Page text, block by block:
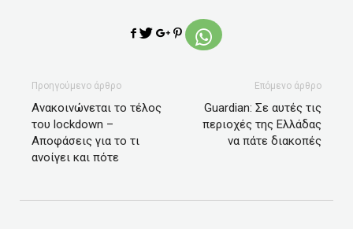
Προηγούμενο άρθρο
Ανακοινώνεται το τέλος
του lockdown –
Αποφάσεις για το τι
ανοίγει και πότε
Επόμενο άρθρο
Guardian: Σε αυτές τις
περιοχές της Ελλάδας
να πάτε διακοπές